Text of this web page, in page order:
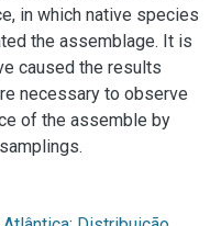
in which native species
the assemblage. It is
caused the results
necessary to observe
of the assemble by